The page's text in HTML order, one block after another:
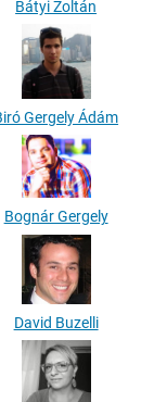
Bátyi Zoltán
Gergely Ádám
Bognár Gergely
David Buzelli